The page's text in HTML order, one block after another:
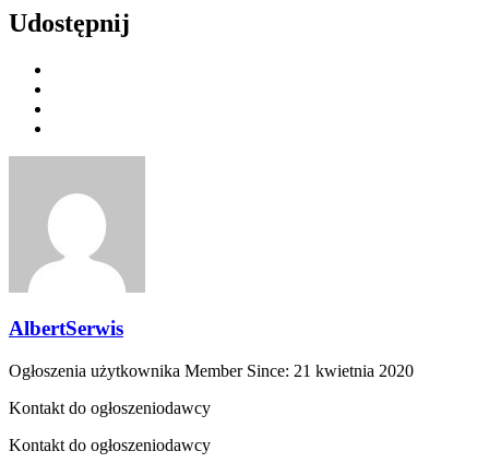
Udostępnij
AlbertSerwis
Ogłoszenia użytkownika Member Since: 21 kwietnia 2020
Kontakt do ogłoszeniodawcy
Kontakt do ogłoszeniodawcy